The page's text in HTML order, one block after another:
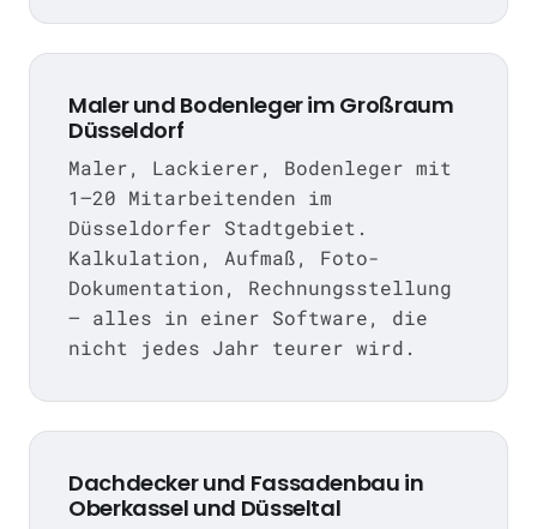
Maler und Bodenleger im Großraum
Düsseldorf
Maler, Lackierer, Bodenleger mit
1–20 Mitarbeitenden im
Düsseldorfer Stadtgebiet.
Kalkulation, Aufmaß, Foto-
Dokumentation, Rechnungsstellung
— alles in einer Software, die
nicht jedes Jahr teurer wird.
Dachdecker und Fassadenbau in
Oberkassel und Düsseltal